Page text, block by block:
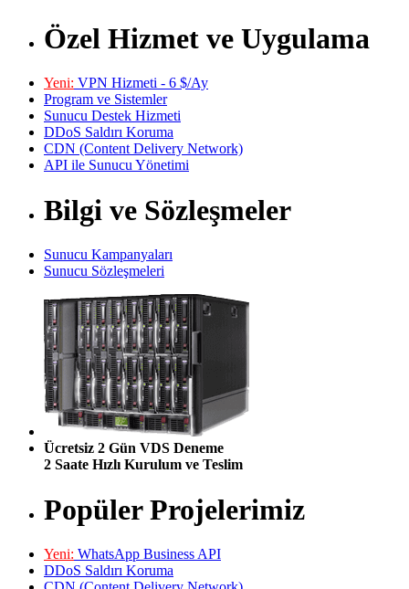
Özel Hizmet ve Uygulama
Yeni: VPN Hizmeti - 6 $/Ay
Program ve Sistemler
Sunucu Destek Hizmeti
DDoS Saldırı Koruma
CDN (Content Delivery Network)
API ile Sunucu Yönetimi
Bilgi ve Sözleşmeler
Sunucu Kampanyaları
Sunucu Sözleşmeleri
Ücretsiz 2 Gün VDS Deneme
2 Saate Hızlı Kurulum ve Teslim
Popüler Projelerimiz
Yeni: WhatsApp Business API
DDoS Saldırı Koruma